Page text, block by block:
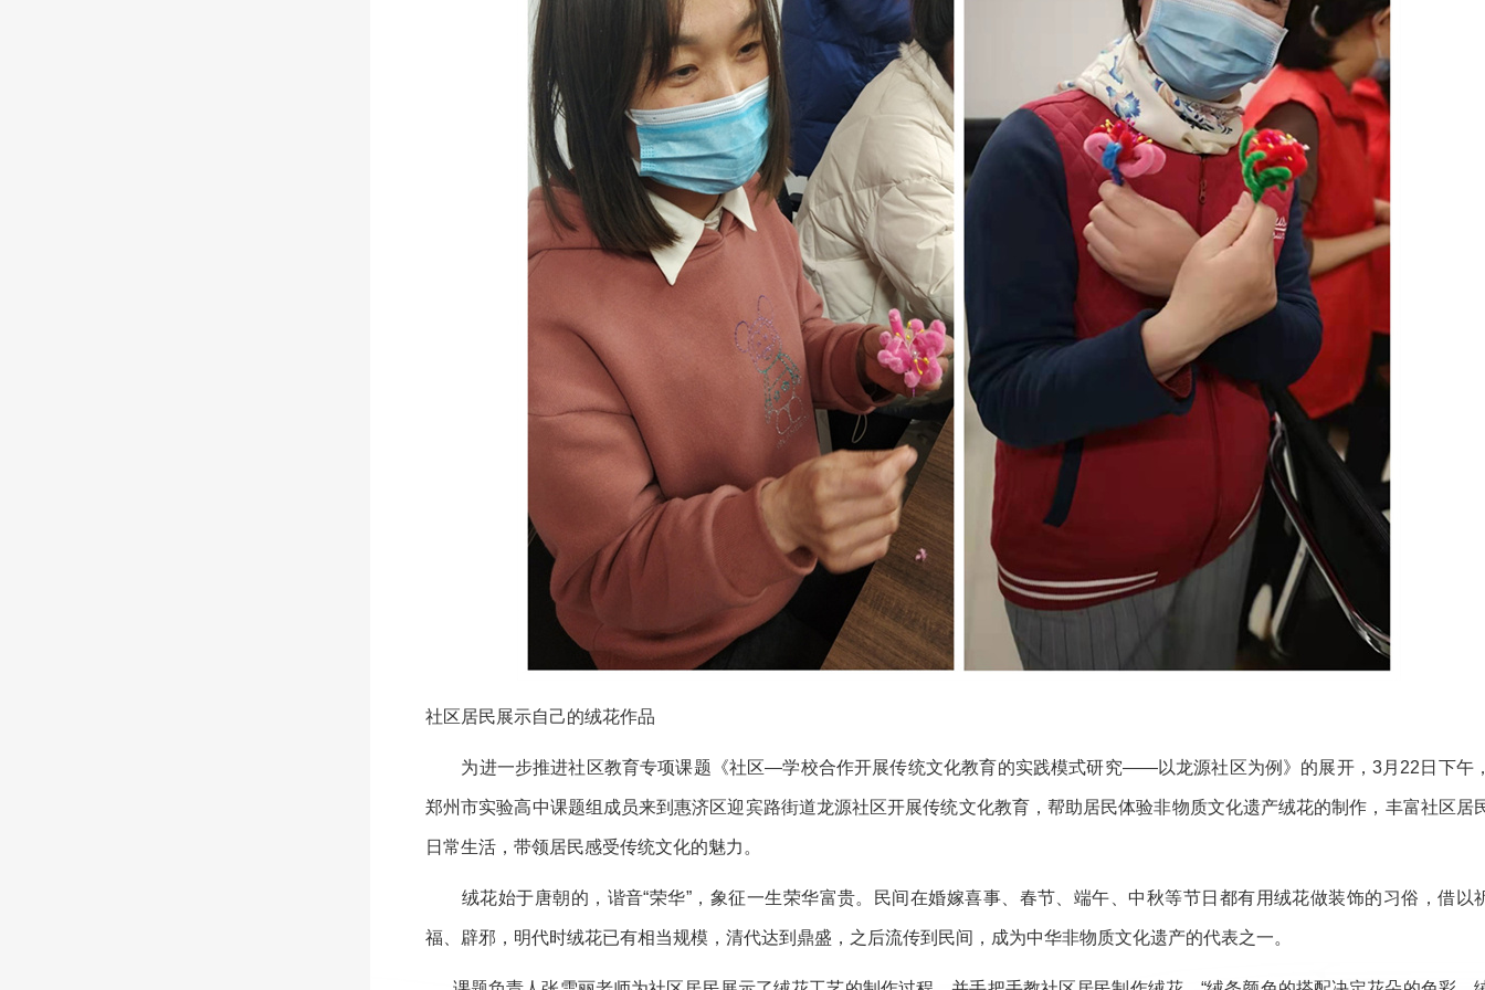
社区居民展示自己的绒花作品
为进一步推进社区教育专项课题《社区—学校合作开展传统文化教育的实践模式研究——以龙源社区为例》的展开，3月22日下午
郑州市实验高中课题组成员来到惠济区迎宾路街道龙源社区开展传统文化教育，帮助居民体验非物质文化遗产绒花的制作，丰富社区居
日常生活，带领居民感受传统文化的魅力。
绒花始于唐朝的，谐音“荣华”，象征一生荣华富贵。民间在婚嫁喜事、春节、端午、中秋等节日都有用绒花做装饰的习俗，借以
福、辟邪，明代时绒花已有相当规模，清代达到鼎盛，之后流传到民间，成为中华非物质文化遗产的代表之一。